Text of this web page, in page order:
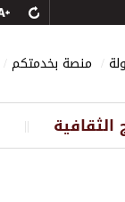
منصة بخدمتكم
الثقافية ||